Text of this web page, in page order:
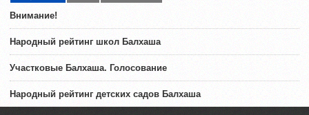
Внимание!
Народный рейтинг школ Балхаша
Участковые Балхаша. Голосование
Народный рейтинг детских садов Балхаша